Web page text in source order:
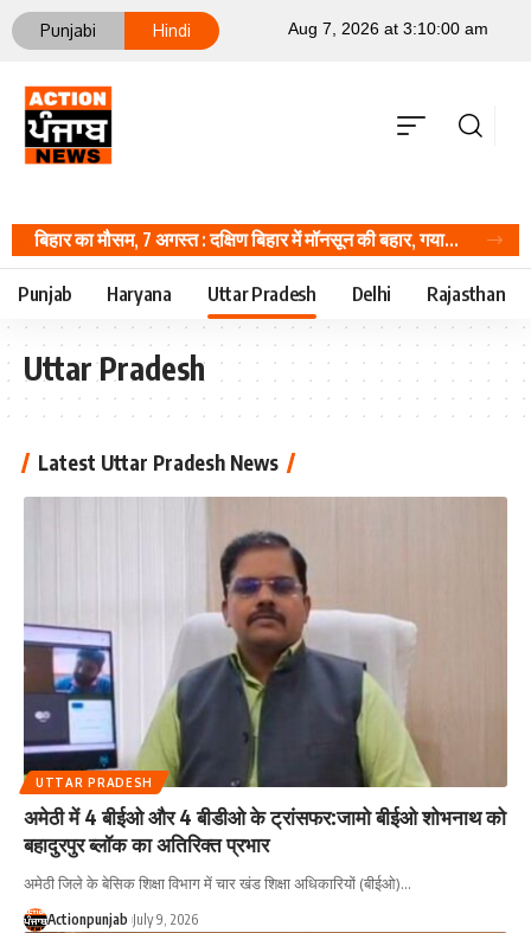
Punjabi Hindi
बिहार का मौसम, 7 अगस्त : दक्षिण बिहार में मॉनसून की बहार, गया समेत 4 जिलों में भारी बारिश, Bihar Hindi News
Punjab Haryana Uttar Pradesh Delhi Rajasthan
Uttar Pradesh
Latest Uttar Pradesh News
UTTAR PRADESH
अमेठी में 4 बीईओ और 4 बीडीओ के ट्रांसफर:जामो बीईओ शोभनाथ को
बहादुरपुर ब्लॉक का अतिरिक्त प्रभार
अमेठी जिले के बेसिक शिक्षा विभाग में चार खंड शिक्षा अधिकारियों (बीईओ)…
Actionpunjab July 9, 2026